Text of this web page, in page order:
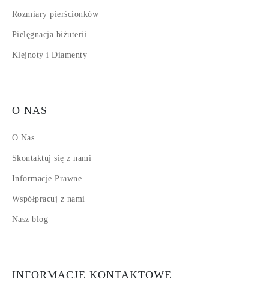
Rozmiary pierścionków
Pielęgnacja biżuterii
Klejnoty i Diamenty
O NAS
O Nas
Skontaktuj się z nami
Informacje Prawne
Współpracuj z nami
Nasz blog
INFORMACJE KONTAKTOWE